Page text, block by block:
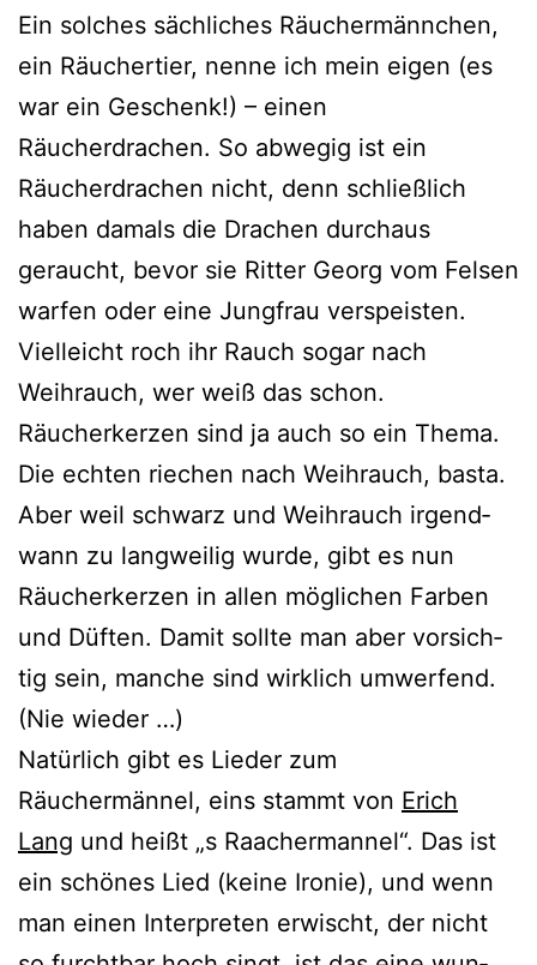
Ein sol­ches säch­li­ches Räuchermännchen,
ein Räuchertier, nen­ne ich mein eigen (es
war ein Geschenk!) – einen
Räucherdrachen. So abwe­gig ist ein
Räucherdrachen nicht, denn schließ­lich
haben damals die Drachen durch­aus
geraucht, bevor sie Ritter Georg vom Felsen
war­fen oder eine Jungfrau ver­speis­ten.
Vielleicht roch ihr Rauch sogar nach
Weihrauch, wer weiß das schon.
Räucherkerzen sind ja auch so ein Thema.
Die ech­ten rie­chen nach Weihrauch, bas­ta.
Aber weil schwarz und Weihrauch irgend­
wann zu lang­wei­lig wur­de, gibt es nun
Räucherkerzen in allen mög­li­chen Farben
und Düften. Damit soll­te man aber vor­sich­
tig sein, man­che sind wirk­lich umwer­fend.
(Nie wieder …)
Natürlich gibt es Lieder zum
Räuchermännel, eins stammt von Erich
Lang und heißt „s Raachermannel“. Das ist
ein schö­nes Lied (kei­ne Ironie), und wenn
man einen Interpreten erwischt, der nicht